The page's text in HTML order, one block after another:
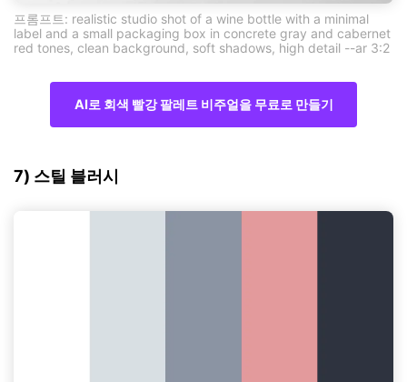
프롬프트: realistic studio shot of a wine bottle with a minimal
label and a small packaging box in concrete gray and cabernet
red tones, clean background, soft shadows, high detail --ar 3:2
AI로 회색 빨강 팔레트 비주얼을 무료로 만들기
7) 스틸 블러시